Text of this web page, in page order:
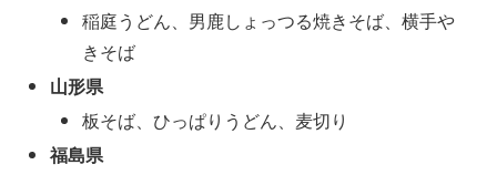
稲庭うどん、男鹿しょっつる焼きそば、横手や
きそば
山形県
板そば、ひっぱりうどん、麦切り
福島県